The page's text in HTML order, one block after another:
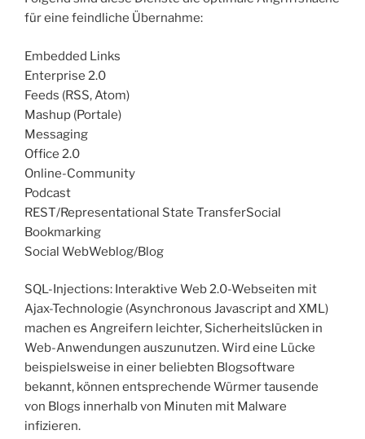
für eine feindliche Übernahme:
Embedded Links
Enterprise 2.0
Feeds (RSS, Atom)
Mashup (Portale)
Messaging
Office 2.0
Online-Community
Podcast
REST/Representational State TransferSocial
Bookmarking
Social WebWeblog/Blog
SQL-Injections: Interaktive Web 2.0-Webseiten mit
Ajax-Technologie (Asynchronous Javascript and XML)
machen es Angreifern leichter, Sicherheitslücken in
Web-Anwendungen auszunutzen. Wird eine Lücke
beispielsweise in einer beliebten Blogsoftware
bekannt, können entsprechende Würmer tausende
von Blogs innerhalb von Minuten mit Malware
infizieren.